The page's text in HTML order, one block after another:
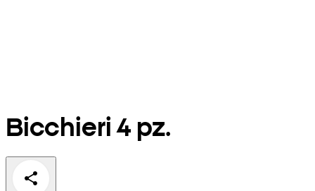
Bicchieri 4 pz.